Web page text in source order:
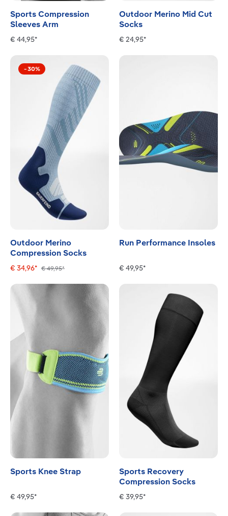
Sports Compression
Sleeves Arm
€ 44,95*
Outdoor Merino Mid Cut
Socks
€ 24,95*
−30%
Outdoor Merino
Compression Socks
€ 34,96* € 49,95*
Run Performance Insoles
€ 49,95*
Sports Knee Strap
€ 49,95*
Sports Recovery
Compression Socks
€ 39,95*